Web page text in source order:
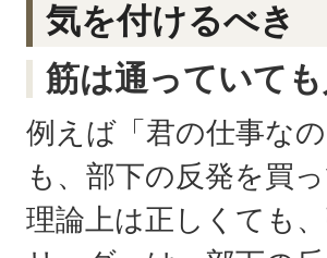
気を付けるべき
筋は通っていて
例えば「君の仕事な
も、部下の反発を買
理論上は正しくても